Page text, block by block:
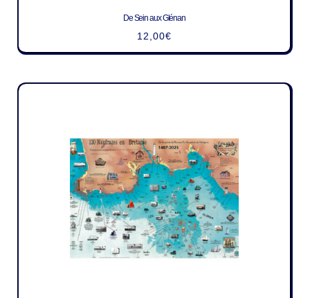
De Sein aux Glénan
12,00€